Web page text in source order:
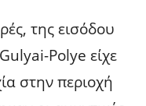
της εισόδου
Polye είχε
στην περιοχή